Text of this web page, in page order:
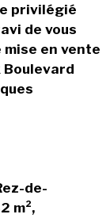
privilégié
de vous
en vente
de-
m²,